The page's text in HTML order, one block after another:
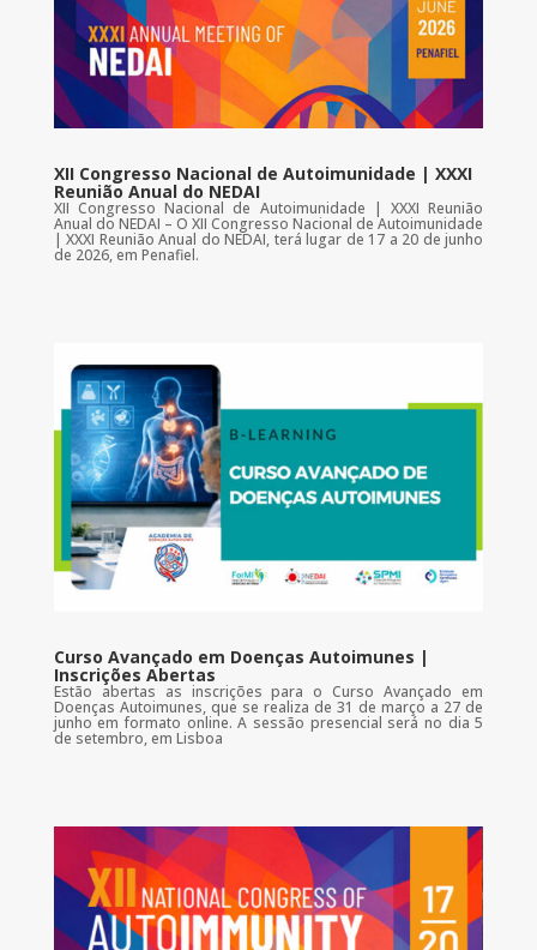
XII Congresso Nacional de Autoimunidade | XXXI
Reunião Anual do NEDAI
XII Congresso Nacional de Autoimunidade | XXXI Reunião
Anual do NEDAI – O XII Congresso Nacional de Autoimunidade
| XXXI Reunião Anual do NEDAI, terá lugar de 17 a 20 de junho
de 2026, em Penafiel.
Curso Avançado em Doenças Autoimunes |
Inscrições Abertas
Estão abertas as inscrições para o Curso Avançado em
Doenças Autoimunes, que se realiza de 31 de março a 27 de
junho em formato online. A sessão presencial será no dia 5
de setembro, em Lisboa